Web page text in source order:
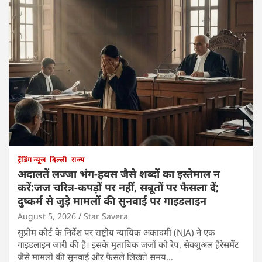
ट्रेंडिंग न्यूज दिल्ली राज्य
अदालतें लज्जा भंग-हवस जैसे शब्दों का इस्तेमाल न
करें:जज चरित्र-कपड़ों पर नहीं, सबूतों पर फैसला दें;
दुष्कर्म से जुड़े मामलों की सुनवाई पर गाइडलाइन
August 5, 2026 Star Savera
सुप्रीम कोर्ट के निर्देश पर राष्ट्रीय न्यायिक अकादमी (NJA) ने एक
गाइडलाइन जारी की है। इसके मुताबिक जजों को रेप, सेक्शुअल हैरेसमेंट
जैसे मामलों की सुनवाई और फैसले लिखते समय…